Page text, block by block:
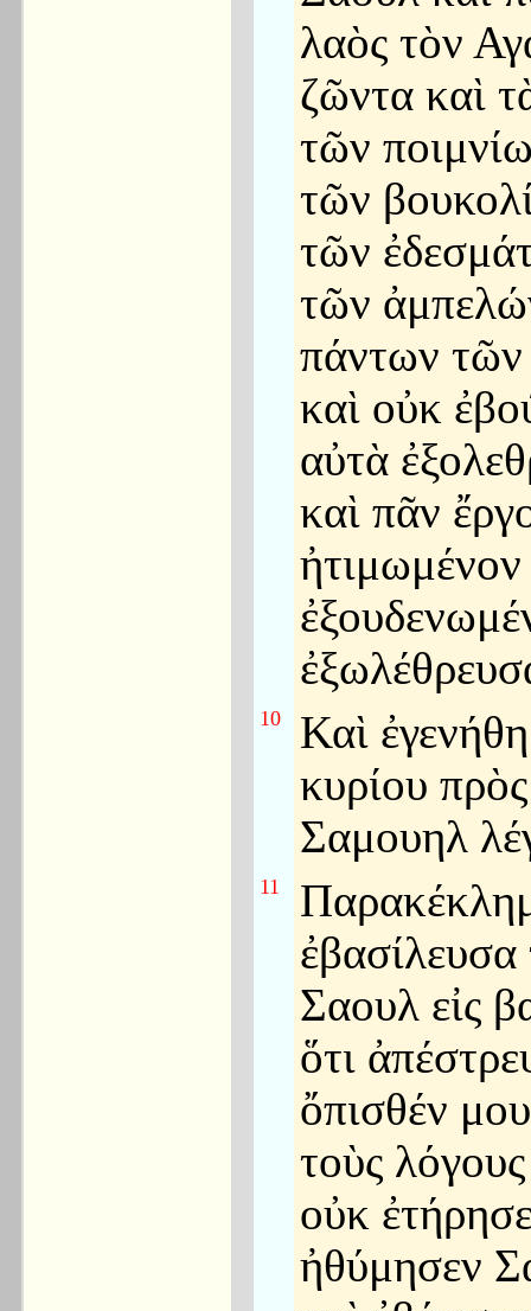
λαὸς τὸν
ζῶντα καὶ
τῶν
τῶν
τῶν
τῶν
πάντων
καὶ οὐκ
αὐτὰ
καὶ πᾶν
ἠτιμωμένον
10
Καὶ
κυρίου πρὸς
Σαμουηλ
11
ἐβασίλευσα
Σαουλ εἰς
ὅτι
ὄπισθέν
τοὺς
οὐκ
ἠθύμησεν